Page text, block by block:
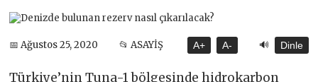
📅 Ağustos 25, 2020 📂 ASAYİŞ A+ A- 🔊 Dinle
Türkiye’nin Tuna-1 bölgesinde hidrokarbon